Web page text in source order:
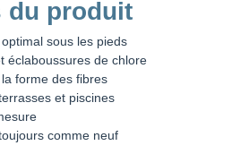
du produit
sous les pieds
éclaboussures de chlore
forme des fibres
et piscines
comme neuf